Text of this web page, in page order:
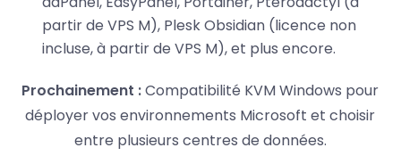
partir de VPS M), Plesk Obsidian (licence non
incluse, à partir de VPS M), et plus encore.
Prochainement :Compatibilité KVM Windows pour
déployer vos environnements Microsoft et choisir
entre plusieurs centres de données.